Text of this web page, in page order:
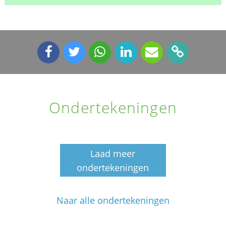
Ondertekeningen
Laad meer
ondertekeningen
Naar alle ondertekeningen